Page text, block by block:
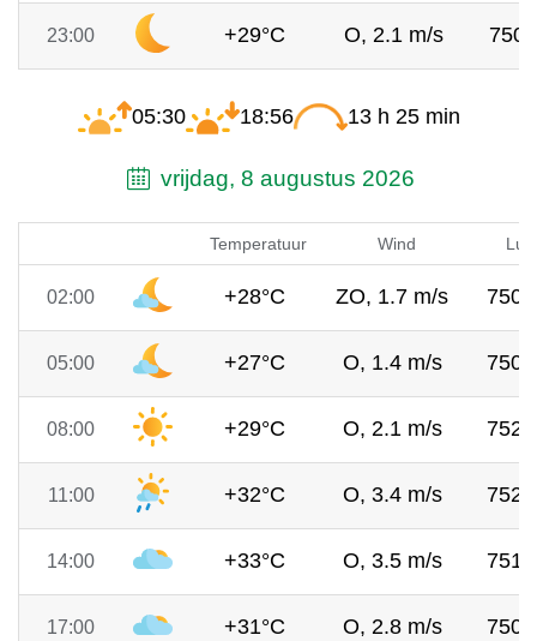
23:00 +29°C O, 2.1 m/s 750
05:30 18:56 13 h 25 min
vrijdag, 8 augustus 2026
Temperatuur Wind
02:00 +28°C ZO, 1.7 m/s 750
05:00 +27°C O, 1.4 m/s 750
08:00 +29°C O, 2.1 m/s 752
11:00 +32°C O, 3.4 m/s 752
14:00 +33°C O, 3.5 m/s 751
17:00 +31°C O, 2.8 m/s 750